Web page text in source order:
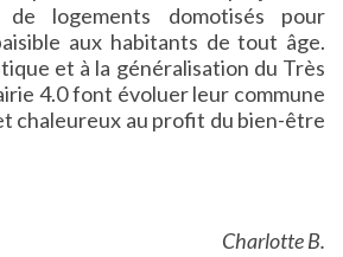
logements domotisés pour
aux habitants de tout âge.
et à la généralisation du Très
4.0 font évoluer leur commune
chaleureux au profit du bien-être
Charlotte B.